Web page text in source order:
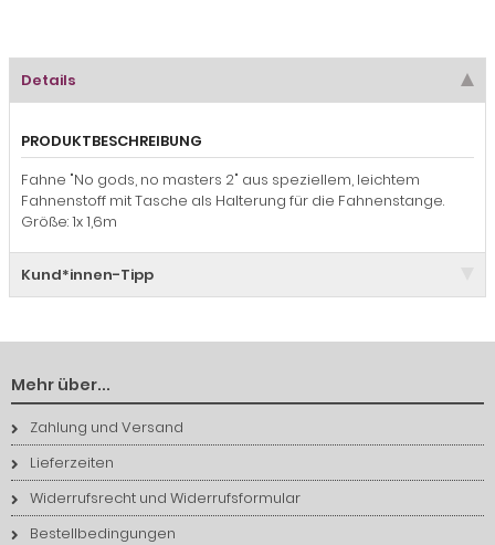
Details
PRODUKTBESCHREIBUNG
Fahne "No gods, no masters 2" aus speziellem, leichtem
Fahnenstoff mit Tasche als Halterung für die Fahnenstange.
Größe: 1x 1,6m
Kund*innen-Tipp
Mehr über...
Zahlung und Versand
Lieferzeiten
Widerrufsrecht und Widerrufsformular
Bestellbedingungen